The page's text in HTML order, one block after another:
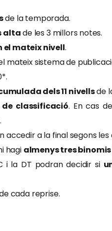
de la temporada.
altade les 3 millors notes.
el mateix nivell.
mateix sistema de
dels 11 nivellsde
classificació. En cas
accedir a la final segons
hagi almenys tres
i la DT podran decidir si
cada reprise.